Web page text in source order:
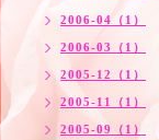
2006-04（1）
2006-03（1）
2005-12（1）
2005-11（1）
2005-09（1）